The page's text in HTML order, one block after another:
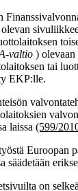
valtio )
tai
EKP:lle.
laissa (599/
Euroopan
säädetään
on